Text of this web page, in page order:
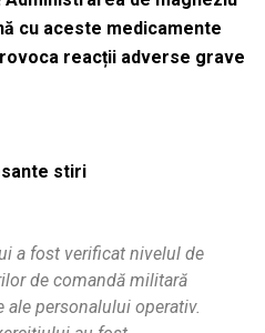
cu aceste medicamente
reacții adverse grave
stiri
a fost verificat nivelul de
de comandă militară
personalului operativ.